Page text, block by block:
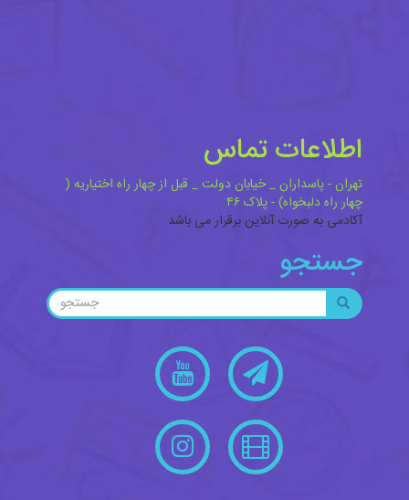
اطلاعات تماس
تهران - پاسداران _ خیابان دولت _ قبل از چهار راه اختیاریه (
چهار راه دلبخواه) - پلاک ۴۶
آکادمی به صورت آنلاین برقرار می باشد
جستجو